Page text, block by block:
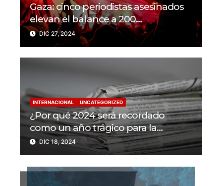
Gaza: cinco periodistas asesinados
elevan el balance a 200
trabajadores de la prensa muertos
en 2024
DIC 27, 2024
INTERNACIONAL UNCATEGORIZED
¿Por qué 2024 será recordado
como un año trágico para la
libertad de prensa? Un tercio de los
periodistas asesinados por Israel
DIC 18, 2024